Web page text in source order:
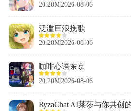
20.20M 2026-08-06
泛滥巨浪挽歌
20.20M 2026-08-06
咖啡心语东京
20.20M 2026-08-06